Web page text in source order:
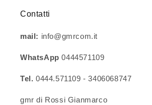
Contatti
mail: info@gmrcom.it
WhatsApp0444571109
Tel. 0444.571109 - 3406068747
gmr di Rossi Gianmarco